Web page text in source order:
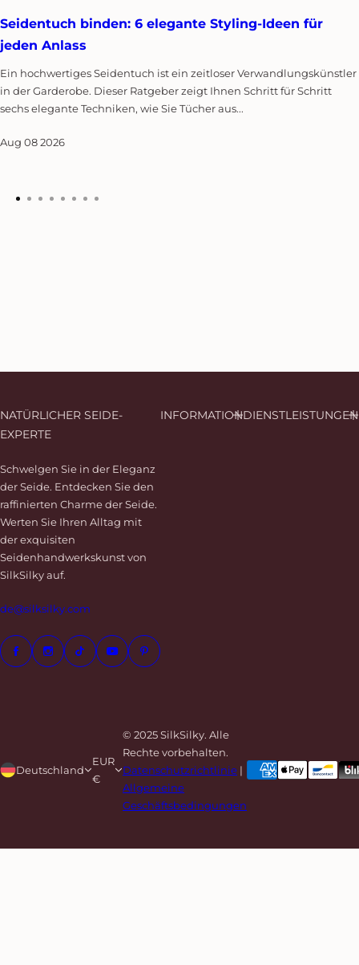
Seidentuch binden: 6 elegante Styling-Ideen für
jeden Anlass
Ein hochwertiges Seidentuch ist ein zeitloser Verwandlungskünstler
in der Garderobe. Dieser Ratgeber zeigt Ihnen Schritt für Schritt
sechs elegante Techniken, wie Sie Tücher aus...
Aug 08 2026
NATÜRLICHER SEIDE-
EXPERTE
Schwelgen Sie in der Eleganz
der Seide. Entdecken Sie den
raffinierten Charme der Seide.
Werten Sie Ihren Alltag mit
der exquisiten
Seidenhandwerkskunst von
SilkSilky auf.
de@silksilky.com
INFORMATIONDIENSTLEISTUNGEN
Deutschland
EUR
€
© 2025 SilkSilky. Alle
Rechte vorbehalten.
Datenschutzrichtlinie |
Allgemeine
Geschäftsbedingungen